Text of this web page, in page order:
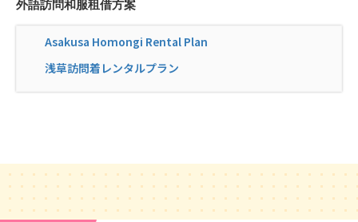
外語訪問和服租借方案
Asakusa Homongi Rental Plan
浅草訪問着レンタルプラン